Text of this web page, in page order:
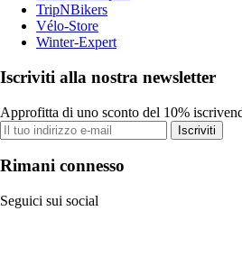
TripNBikers
Vélo-Store
Winter-Expert
Iscriviti alla nostra newsletter
Approfitta di uno sconto del 10%
Iscriviti
Rimani connesso
Seguici sui social